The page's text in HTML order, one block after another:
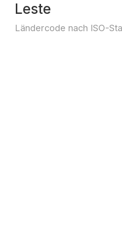
Leste
Ländercode nach ISO-